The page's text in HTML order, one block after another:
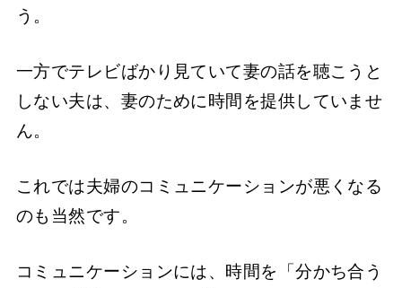
う。
一方でテレビばかり見ていて妻の話を聴こうと
しない夫は、妻のために時間を提供していませ
ん。
これでは夫婦のコミュニケーションが悪くなる
のも当然です。
コミュニケーションには、時間を「分かち合う